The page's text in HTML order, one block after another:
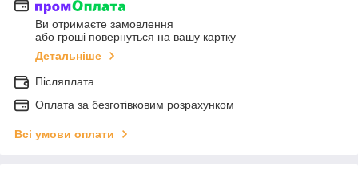
Ви отримаєте замовлення
або гроші повернуться на вашу картку
Детальніше
Післяплата
Оплата за безготівковим розрахунком
Всі умови оплати